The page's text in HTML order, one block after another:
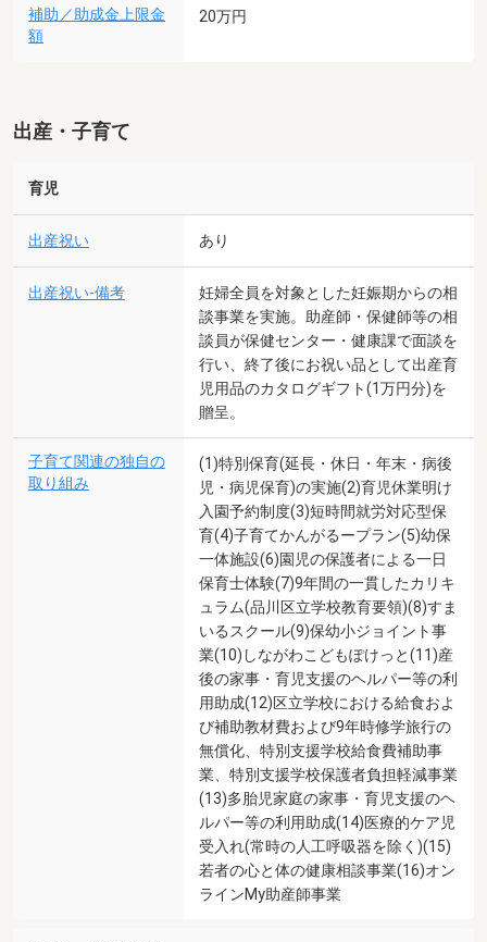
補助／助成金上限金
額
20万円
出産・子育て
育児
出産祝い あり
出産祝い-備考
妊婦全員を対象とした妊娠期からの相
談事業を実施。助産師・保健師等の相
談員が保健センター・健康課で面談を
行い、終了後にお祝い品として出産育
児用品のカタログギフト(1万円分)を
贈呈。
子育て関連の独自の
取り組み
(1)特別保育(延長・休日・年末・病後
児・病児保育)の実施(2)育児休業明け
入園予約制度(3)短時間就労対応型保
育(4)子育てかんがるープラン(5)幼保
一体施設(6)園児の保護者による一日
保育士体験(7)9年間の一貫したカリキ
ュラム(品川区立学校教育要領)(8)すま
いるスクール(9)保幼小ジョイント事
業(10)しながわこどもぽけっと(11)産
後の家事・育児支援のヘルパー等の利
用助成(12)区立学校における給食およ
び補助教材費および9年時修学旅行の
無償化、特別支援学校給食費補助事
業、特別支援学校保護者負担軽減事業
(13)多胎児家庭の家事・育児支援のヘ
ルパー等の利用助成(14)医療的ケア児
受入れ(常時の人工呼吸器を除く)(15)
若者の心と体の健康相談事業(16)オン
ラインMy助産師事業